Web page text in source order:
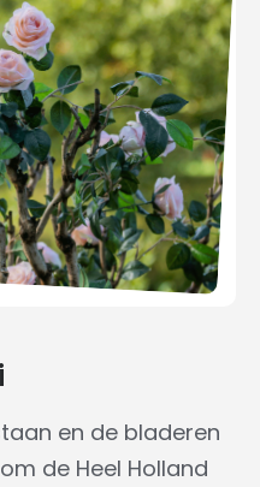
en de bladeren
de Heel Holland